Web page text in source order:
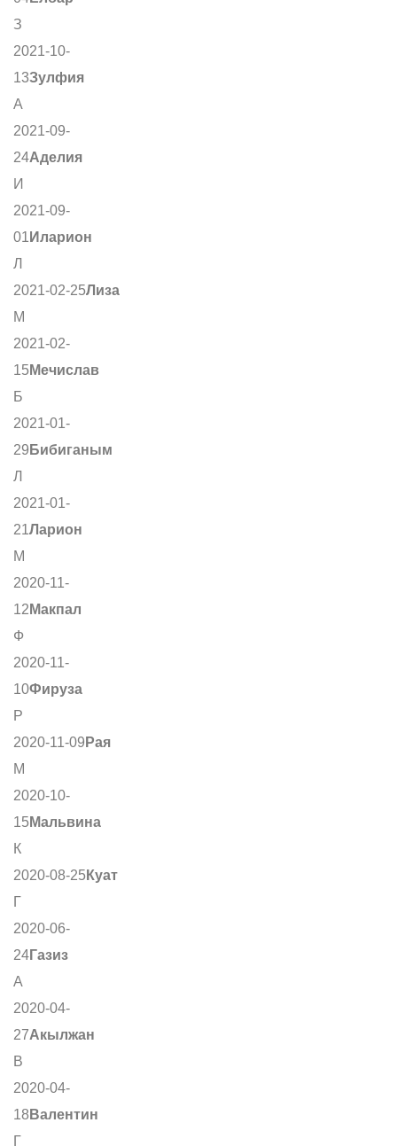
З
2021-10-
13Зулфия
А
2021-09-
24Аделия
И
2021-09-
01 Иларион
Л
2021-02-25Лиза
М
2021-02-
15 Мечислав
Б
2021-01-
29 Бибиганым
Л
2021-01-
21Ларион
М
2020-11-
12 Макпал
Ф
2020-11-
10Фируза
Р
2020-11-09 Рая
М
2020-10-
15 Мальвина
К
2020-08-25 Куат
Г
2020-06-
24Газиз
А
2020-04-
27Акылжан
В
2020-04-
18 Валентин
Г